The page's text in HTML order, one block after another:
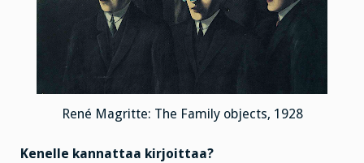
René Magritte: The Family objects, 1928
Kenelle kannattaa kirjoittaa?